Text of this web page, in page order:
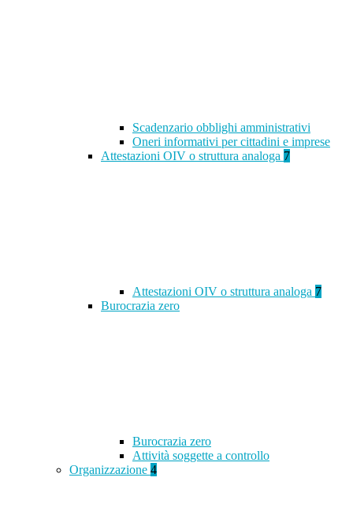
Scadenzario obblighi amministrativi
Oneri informativi per cittadini e imprese
Attestazioni OIV o struttura analoga 7
Attestazioni OIV o struttura analoga 7
Burocrazia zero
Burocrazia zero
Attività soggette a controllo
Organizzazione 4